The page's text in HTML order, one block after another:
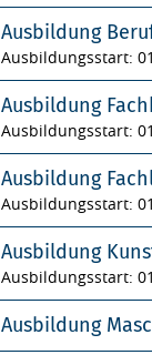
Ausbildung
Ausbildungsstart:
Ausbildung
Ausbildungsstart:
Ausbildung
Ausbildungsstart:
Ausbildung
Ausbildungsstart:
Ausbildung